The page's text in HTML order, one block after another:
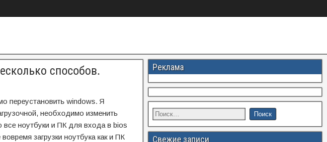
способов.
переустановить windows. Я
необходимо изменить
все ноутбуки и ПК для входа в bios
загрузки ноутбука как и ПК
Реклама
Свежие записи